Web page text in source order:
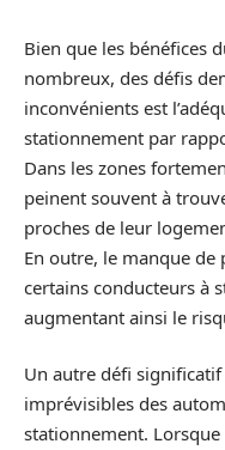
Bien que les bénéfices
nombreux, des défis
inconvénients est
stationnement par
Dans les zones
peinent souvent à
proches de leur
En outre, le manque
certains conducteurs à
augmentant ainsi le
Un autre défi
imprévisibles des
stationnement.